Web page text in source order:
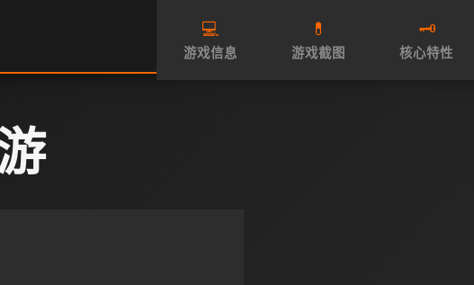
💻
游戏信息
💊
游戏截图
🗝️
核心特性